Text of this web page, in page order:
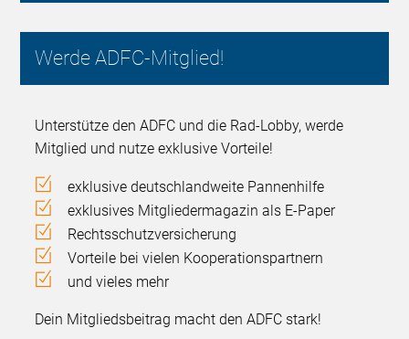
Werde ADFC-Mitglied!
Unterstütze den ADFC und die Rad-Lobby, werde
Mitglied und nutze exklusive Vorteile!
exklusive deutschlandweite Pannenhilfe
exklusives Mitgliedermagazin als E-Paper
Rechtsschutzversicherung
Vorteile bei vielen Kooperationspartnern
und vieles mehr
Dein Mitgliedsbeitrag macht den ADFC stark!